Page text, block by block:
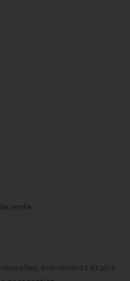
vente
événements et plus